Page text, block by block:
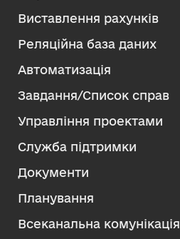
Виставлення рахунків
Реляційна база даних
Автоматизація
Завдання/Список справ
Управління проектами
Служба підтримки
Документи
Планування
Всеканальна комунікація